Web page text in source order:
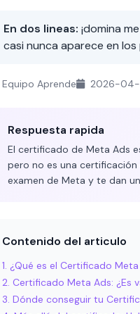
En dos lineas: ¡domina
casi nunca aparece en
Equipo Aprende 2026-04-
Respuesta rapida
El certificado de Meta Ads
pero no es una certificación
examen de Meta y te dan
Contenido del articulo
¿Qué es el Certificado
Certificado Meta Ads: ¿Es
Dónde conseguir tu